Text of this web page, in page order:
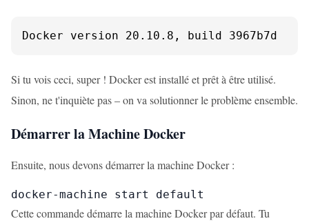
Docker version 20.10.8, build 3967b7d
Si tu vois ceci, super ! Docker est installé et prêt à être utilisé.
Sinon, ne t'inquiète pas – on va solutionner le problème ensemble.
Démarrer la Machine Docker
Ensuite, nous devons démarrer la machine Docker :
docker-machine start default
Cette commande démarre la machine Docker par défaut. Tu